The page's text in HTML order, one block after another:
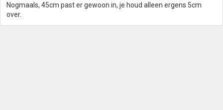
Nogmaals, 45cm past er gewoon in, je houd alleen ergens 5cm
over.